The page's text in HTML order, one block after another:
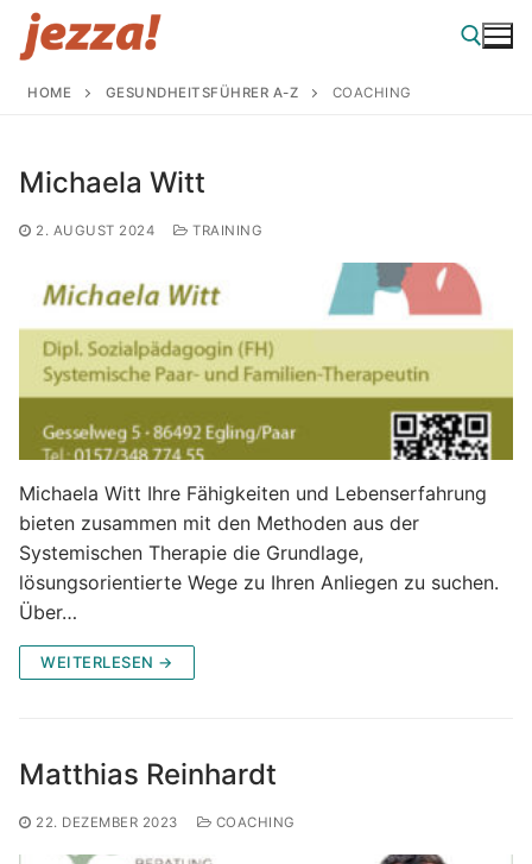
Zum
Inhalt
HOME GESUNDHEITSFÜHRER A-Z COACHING
Michaela Witt
2. AUGUST 2024 TRAINING
Michaela Witt Ihre Fähigkeiten und Lebenserfahrung
bieten zusammen mit den Methoden aus der
Systemischen Therapie die Grundlage,
lösungsorientierte Wege zu Ihren Anliegen zu suchen.
Über…
WEITERLESEN →
Matthias Reinhardt
22. DEZEMBER 2023 COACHING